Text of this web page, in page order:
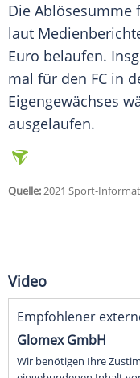
Die Ablösesumme
laut
Euro belaufen.
mal für den FC in
Eigengewächses
ausgelaufen.
Quelle:2021 Sport-
Video
Empfohlener
Glomex GmbH
Wir benötigen Ihre